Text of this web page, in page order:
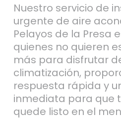
Nuestro servicio de
urgente de aire
Pelayos de la Presa
quienes no quieren
más para disfrutar
climatización,
respuesta rápida y
inmediata para que
quede listo en el